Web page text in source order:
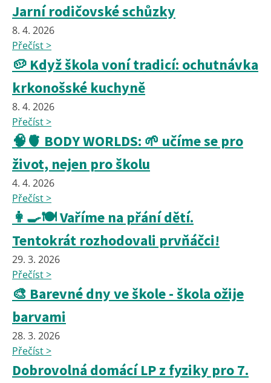
Jarní rodičovské schůzky
8. 4. 2026
Přečíst >
🥔 Když škola voní tradicí: ochutnávka
krkonošské kuchyně
8. 4. 2026
Přečíst >
🧠🫀 BODY WORLDS: 🌱 učíme se pro
život, nejen pro školu
4. 4. 2026
Přečíst >
👩‍🍳🍽️ Vaříme na přání dětí.
Tentokrát rozhodovali prvňáčci!
29. 3. 2026
Přečíst >
🎨 Barevné dny ve škole - škola ožije
barvami
28. 3. 2026
Přečíst >
Dobrovolná domácí LP z fyziky pro 7.